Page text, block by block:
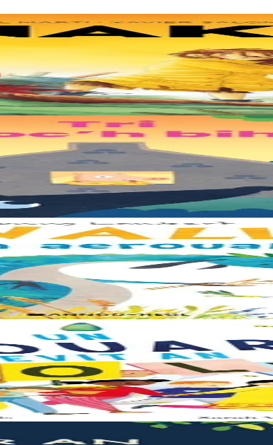
survivent sur une île de plastique, au milieu des
pour chacun d’avoir sa propre maison ! Cette collection
la forêt parfaite, elle n'est pas la bienvenue... "Ouste ! On ne
de moi, elle a besoin de vous. Cet album illustré, qui